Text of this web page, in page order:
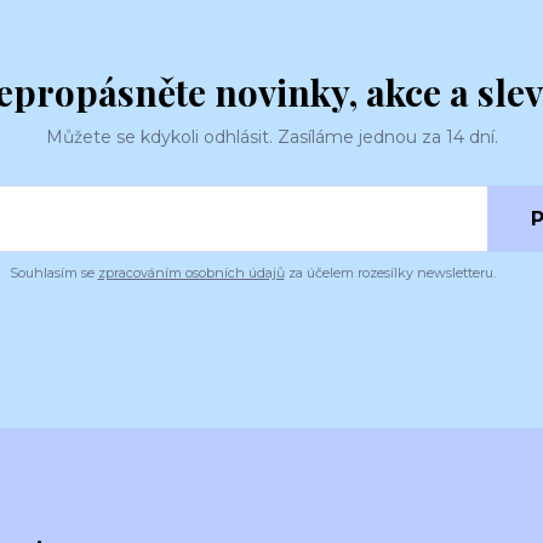
novinky, akce a
Můžete se kdykoli odhlásit. Zasíláme jednou za 14 dní.
Souhlasím se zpracováním osobních údajůza účelem rozesílky newsletteru.